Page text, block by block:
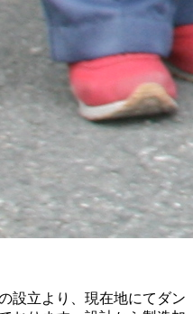
設立より、現在地にてダン